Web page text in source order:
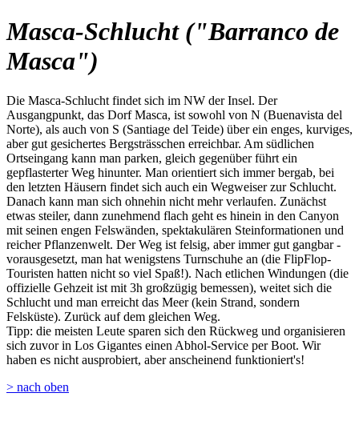
Masca-Schlucht ("Barranco de
Masca")
Die Masca-Schlucht findet sich im NW der Insel. Der
Ausgangpunkt, das Dorf Masca, ist sowohl von N (Buenavista del
Norte), als auch von S (Santiage del Teide) über ein enges, kurviges,
aber gut gesichertes Bergsträsschen erreichbar. Am südlichen
Ortseingang kann man parken, gleich gegenüber führt ein
gepflasterter Weg hinunter. Man orientiert sich immer bergab, bei
den letzten Häusern findet sich auch ein Wegweiser zur Schlucht.
Danach kann man sich ohnehin nicht mehr verlaufen. Zunächst
etwas steiler, dann zunehmend flach geht es hinein in den Canyon
mit seinen engen Felswänden, spektakulären Steinformationen und
reicher Pflanzenwelt. Der Weg ist felsig, aber immer gut gangbar -
vorausgesetzt, man hat wenigstens Turnschuhe an (die FlipFlop-
Touristen hatten nicht so viel Spaß!). Nach etlichen Windungen (die
offizielle Gehzeit ist mit 3h großzügig bemessen), weitet sich die
Schlucht und man erreicht das Meer (kein Strand, sondern
Felsküste). Zurück auf dem gleichen Weg.
Tipp: die meisten Leute sparen sich den Rückweg und organisieren
sich zuvor in Los Gigantes einen Abhol-Service per Boot. Wir
haben es nicht ausprobiert, aber anscheinend funktioniert's!
> nach oben